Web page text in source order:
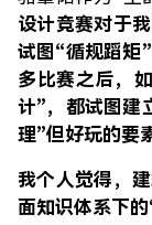
设计竞赛对于
试图“循规蹈矩
多比赛之后，
计”，都试图建
理”但好玩的要
我个人觉得，
面知识体系下的